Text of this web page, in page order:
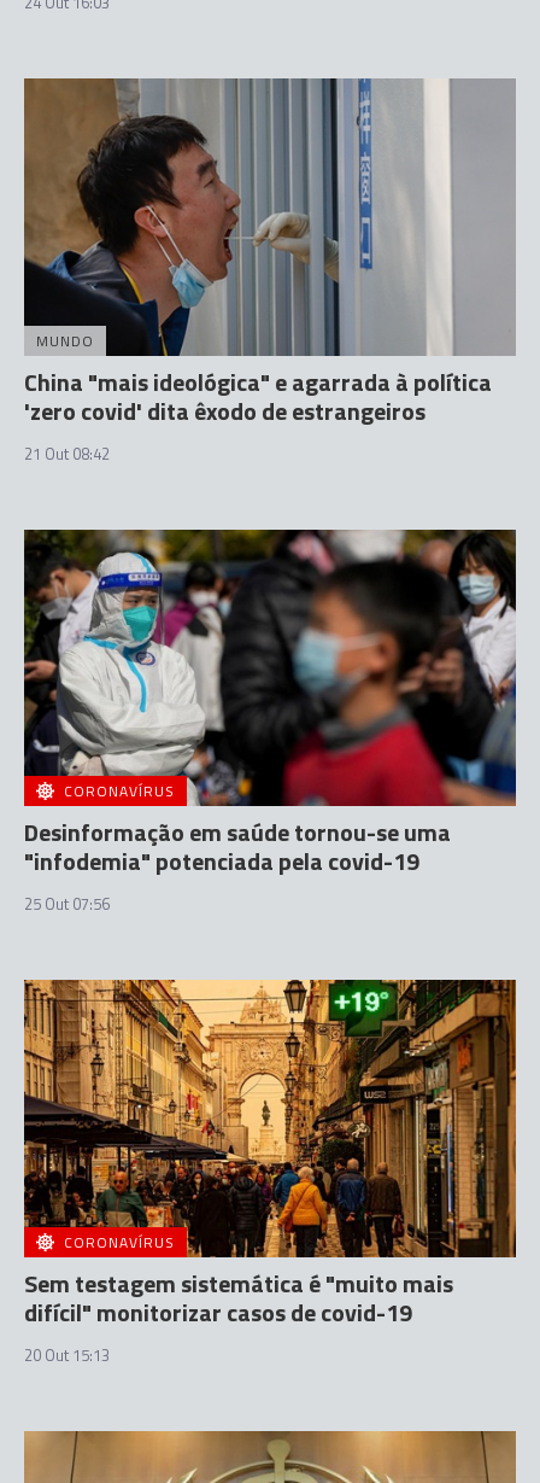
MUNDO
China "mais ideológica" e agarrada à política
'zero covid' dita êxodo de estrangeiros
21 Out 08:42
CORONAVÍRUS
Desinformação em saúde tornou-se uma
"infodemia" potenciada pela covid-19
25 Out 07:56
CORONAVÍRUS
Sem testagem sistemática é "muito mais
difícil" monitorizar casos de covid-19
20 Out 15:13